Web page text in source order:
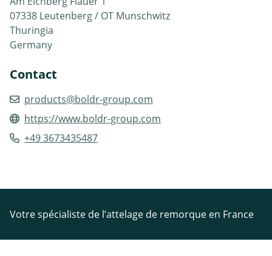
07338 Leutenberg / OT Munschwitz
Thuringia
Germany
Contact
products@boldr-group.com
https://www.boldr-group.com
+49 3673435487
Votre spécialiste de l’attelage de remorque en France